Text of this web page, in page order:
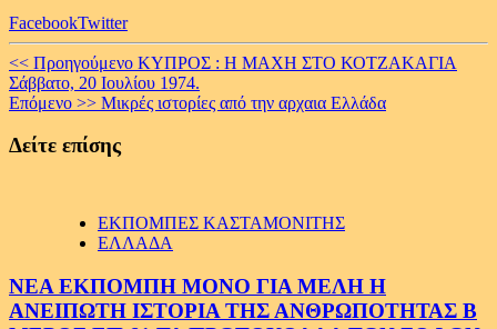
FacebookTwitter
Continue
Reading
<< Προηγούμενο ΚΥΠΡΟΣ : Η ΜΑΧΗ ΣΤΟ ΚΟΤΖΑΚΑΓΙΑ
Σάββατο, 20 Ιουλίου 1974.
Επόμενο >> Μικρές ιστορίες από την αρχαια Ελλάδα
Δείτε επίσης
ΕΚΠΟΜΠΕΣ ΚΑΣΤΑΜΟΝΙΤΗΣ
ΕΛΛΑΔΑ
ΝΕΑ ΕΚΠΟΜΠΗ ΜΟΝΟ ΓΙΑ ΜΕΛΗ Η
ΑΝΕΙΠΩΤΗ ΙΣΤΟΡΙΑ ΤΗΣ ΑΝΘΡΩΠΟΤΗΤΑΣ Β